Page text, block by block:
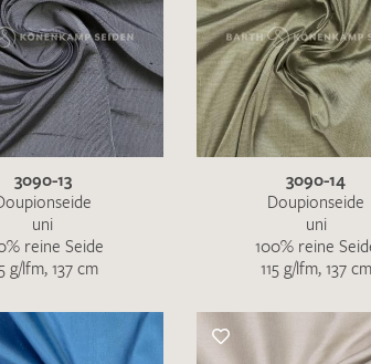
zum aktuellen Zeitpunkt
Mail mit ihren Kontaktdaten direkt an
an einer Lösung – Danke!
3090-13
uni
reine Seide
g/lfm, 137 cm
3090-14
Doupionseide
uni
100% reine
115 g/lfm, 137 cm